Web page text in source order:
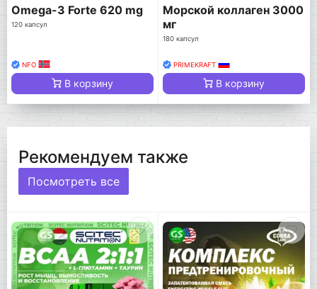
Omega-3 Forte 620 mg
120 капсул
NFO
В корзину
Морской коллаген 3000
мг
180 капсул
PRIMEKRAFT
В корзину
Рекомендуем также
Посмотреть все